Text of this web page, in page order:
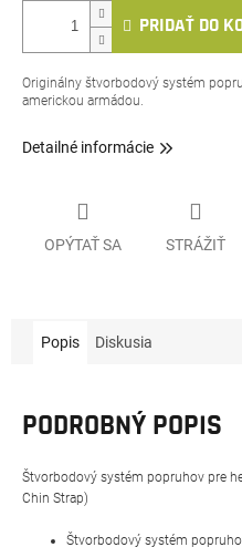
PRIDAŤ DO
Originálny štvorbodový systém
americkou armádou.
Detailné informácie
OPÝTAŤ SA STRÁŽIŤ
Popis Diskusia
PODROBNÝ POPIS
Štvorbodový systém popruhov pre
Chin Strap)
Štvorbodový systém